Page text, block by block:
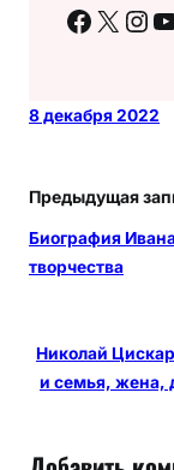
Facebook X Instagram YouTube
8 декабря 2022
Предыдущая
Биография
творчества
Николай
и семья, жена,